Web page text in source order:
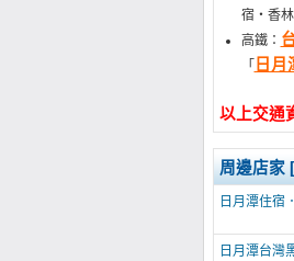
宿‧香林
高鐵：
「日月
以上交通
周邊店家
日月潭住宿
日月潭台灣